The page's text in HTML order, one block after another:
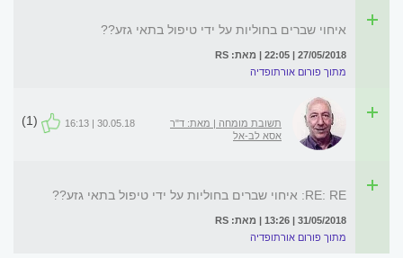
איחוי שברים בחוליות על ידי טיפול בתאי גזע??
27/05/2018 | 22:05 | מאת: RS
מתוך פורום אורתופדיה
תשובת מומחה | מאת: ד"ר
אסא לב-אל
30.05.18 | 16:13
(1)
RE: RE: איחוי שברים בחוליות על ידי טיפול בתאי גזע??
31/05/2018 | 13:26 | מאת: RS
מתוך פורום אורתופדיה